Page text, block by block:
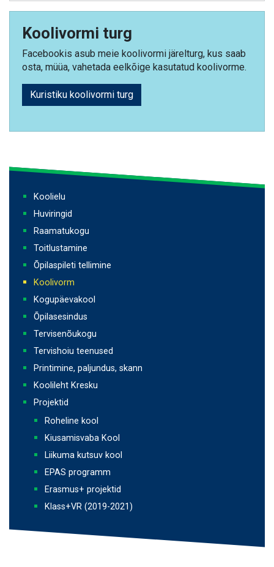
Koolivormi turg
Facebookis asub meie koolivormi järelturg, kus saab
osta, müüa, vahetada eelkõige kasutatud koolivorme.
Kuristiku koolivormi turg
Põhinavigatsioon
Koolielu
Huviringid
Raamatukogu
Toitlustamine
Õpilaspileti tellimine
Koolivorm
Kogupäevakool
Õpilasesindus
Tervisenõukogu
Tervishoiu teenused
Printimine, paljundus, skann
Koolileht Kresku
Projektid
Roheline kool
Kiusamisvaba Kool
Liikuma kutsuv kool
EPAS programm
Erasmus+ projektid
Klass+VR (2019-2021)